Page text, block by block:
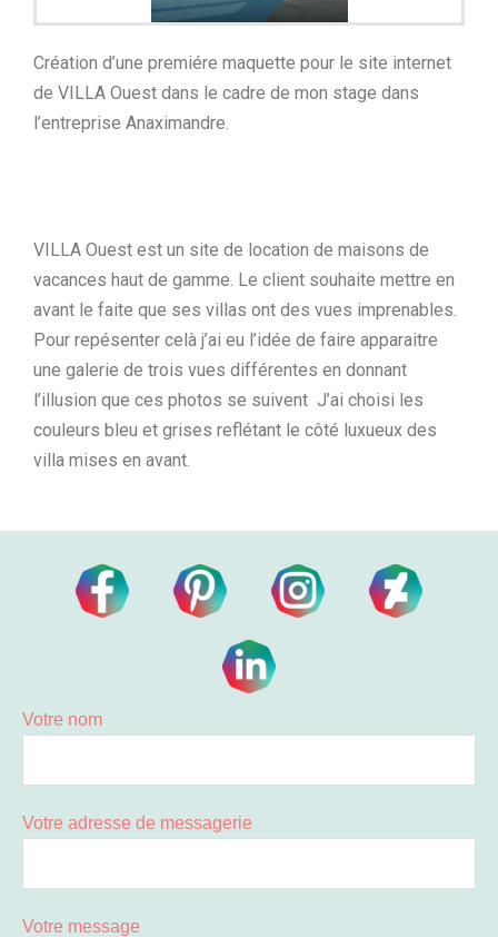
Création d’une premiére maquette pour le site internet
de VILLA Ouest dans le cadre de mon stage dans
l’entreprise Anaximandre.
VILLA Ouest est un site de location de maisons de
vacances haut de gamme. Le client souhaite mettre en
avant le faite que ses villas ont des vues imprenables.
Pour repésenter celà j’ai eu l’idée de faire apparaitre
une galerie de trois vues différentes en donnant
l’illusion que ces photos se suivent J’ai choisi les
couleurs bleu et grises reflétant le côté luxueux des
villa mises en avant.
Votre nom
Votre adresse de messagerie
Votre message